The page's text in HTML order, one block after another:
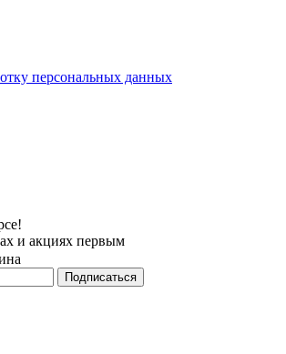
персональных данных
и акциях первым